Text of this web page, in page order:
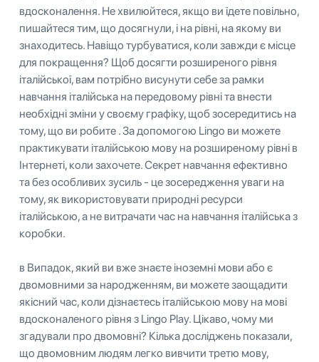
вдосконалення. Не хвилюйтеся, якщо ви їдете повільно,
пишайтеся тим, що досягнули, і на рівні, на якому ви
знаходитесь. Навіщо турбуватися, коли завжди є місце
для покращення? Щоб досягти розширеного рівня
італійської, вам потрібно висунути себе за рамки
навчання італійська на передовому рівні та внести
необхідні зміни у своєму графіку, щоб зосередитись на
тому, що ви робите . За допомогою Lingo ви можете
практикувати італійською мову на розширеному рівні в
Інтернеті, коли захочете. Секрет навчання ефективно
та без особливих зусиль - це зосередження уваги на
тому, як використовувати природні ресурси
італійською, а не витрачати час на навчання італійська з
коробки.
в Випадок, який ви вже знаєте іноземні мови або є
двомовними за народженням, ви можете заощадити
якісний час, коли дізнаєтесь італійською мову на мові
вдосконаленого рівня з Lingo Play. Цікаво, чому ми
згадували про двомовні? Кілька досліджень показали,
що двомовним людям легко вивчити третю мову,